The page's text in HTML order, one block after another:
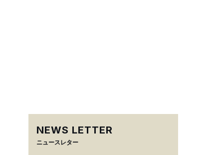
NEWS LETTER
ニュースレター